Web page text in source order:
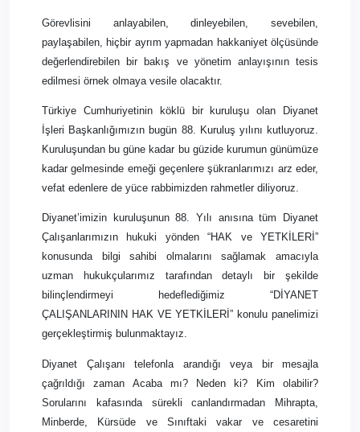
Görevlisini anlayabilen, dinleyebilen, sevebilen,
paylaşabilen, hiçbir ayrım yapmadan hakkaniyet ölçüsünde
değerlendirebilen bir bakış ve yönetim anlayışının tesis
edilmesi örnek olmaya vesile olacaktır.
Türkiye Cumhuriyetinin köklü bir kuruluşu olan Diyanet
İşleri Başkanlığımızın bugün 88. Kuruluş yılını kutluyoruz.
Kuruluşundan bu güne kadar bu güzide kurumun günümüze
kadar gelmesinde emeği geçenlere şükranlarımızı arz eder,
vefat edenlere de yüce rabbimizden rahmetler diliyoruz.
Diyanet’imizin kuruluşunun 88. Yılı anısına tüm Diyanet
Çalışanlarımızın hukuki yönden “HAK ve YETKİLERİ”
konusunda bilgi sahibi olmalarını sağlamak amacıyla
uzman hukukçularımız tarafından detaylı bir şekilde
bilinçlendirmeyi hedeflediğimiz “DİYANET
ÇALIŞANLARININ HAK VE YETKİLERİ” konulu panelimizi
gerçekleştirmiş bulunmaktayız.
Diyanet Çalışanı telefonla arandığı veya bir mesajla
çağrıldığı zaman Acaba mı? Neden ki? Kim olabilir?
Sorularını kafasında sürekli canlandırmadan Mihrapta,
Minberde, Kürsüde ve Sınıftaki vakar ve cesaretini